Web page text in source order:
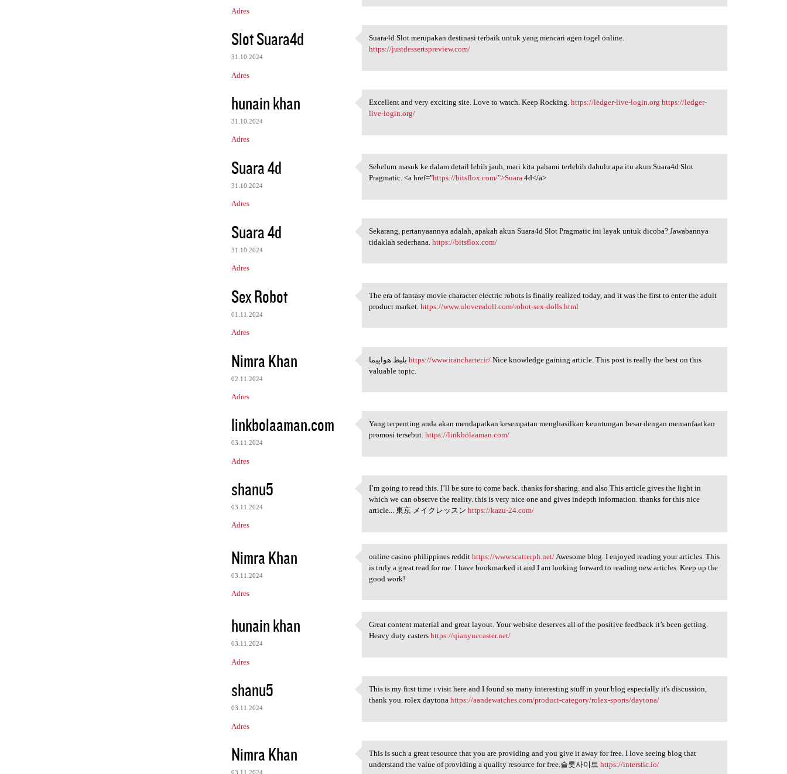
Adres
Slot Suara4d
31.10.2024
Adres
Suara4d Slot merupakan
Suara4d Slot merupakan destinasi terbaik untuk yang mencari agen togel online.
https://justdessertspreview.com/
hunain khan
31.10.2024
Adres
Excellent and very exciting
Excellent and very exciting site. Love to watch. Keep Rocking.https://ledger-live-login.org https://ledger-
live-login.org/
Suara 4d
31.10.2024
Adres
Sebelum masuk ke dalam detail
Sebelum masuk ke dalam detail lebih jauh, mari kita pahami terlebih dahulu apa itu akun Suara4d Slot
Pragmatic. <a href="https://bitsflox.com/">Suara 4d</a>
Suara 4d
31.10.2024
Adres
Sekarang, pertanyaannya
Sekarang, pertanyaannya adalah, apakah akun Suara4d Slot Pragmatic ini layak untuk dicoba? Jawabannya
tidaklah sederhana.https://bitsflox.com/
Sex Robot
01.11.2024
Adres
The era of fantasy movie
The era of fantasy movie character electric robots is finally realized today, and it was the first to enter the adult
product market.https://www.uloversdoll.com/robot-sex-dolls.html
Nimra Khan
02.11.2024
Adres
بلیط هواپیماhttps://www.irancharter.ir/ Nice knowledge gaining article. This post is really the best on this
valuable topic.
linkbolaaman.com
03.11.2024
Adres
Yang terpenting anda akan
Yang terpenting anda akan mendapatkan kesempatan menghasilkan keuntungan besar dengan memanfaatkan
promosi tersebut.https://linkbolaaman.com/
shanu5
03.11.2024
Adres
I’m going to read this. I’ll
I’m going to read this. I’ll be sure to come back. thanks for sharing. and also This article gives the light in
which we can observe the reality. this is very nice one and gives indepth information. thanks for this nice
article... 東京 メイクレッスンhttps://kazu-24.com/
Nimra Khan
03.11.2024
Adres
online casino philippines
online casino philippines reddithttps://www.scatterph.net/ Awesome blog. I enjoyed reading your articles. This
is truly a great read for me. I have bookmarked it and I am looking forward to reading new articles. Keep up the
good work!
hunain khan
03.11.2024
Adres
Great content material and
Great content material and great layout. Your website deserves all of the positive feedback it’s been getting.
Heavy duty castershttps://qianyuecaster.net/
shanu5
03.11.2024
Adres
This is my first time i visit
This is my first time i visit here and I found so many interesting stuff in your blog especially it's discussion,
thank you. rolex daytonahttps://aandewatches.com/product-category/rolex-sports/daytona/
Nimra Khan
03.11.2024
This is such a great resource
This is such a great resource that you are providing and you give it away for free. I love seeing blog that
understand the value of providing a quality resource for free.슬롯사이트https://interstic.io/